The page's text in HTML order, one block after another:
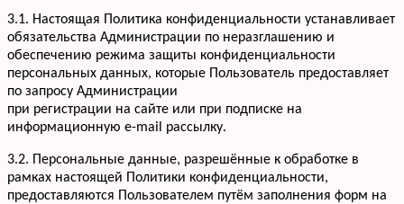
3.1. Настоящая Политика конфиденциальности устанавливает
обязательства Администрации по неразглашению и
обеспечению режима защиты конфиденциальности
персональных данных, которые Пользователь предоставляет
по запросу Администрации
при регистрации на сайте или при подписке на
информационную e-mail рассылку.
3.2. Персональные данные, разрешённые к обработке в
рамках настоящей Политики конфиденциальности,
предоставляются Пользователем путём заполнения форм на